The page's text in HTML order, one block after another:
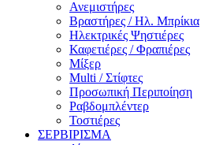
Ανεμιστήρες
Βραστήρες / Ηλ. Μπρίκια
Ηλεκτρικές Ψηστιέρες
Καφετιέρες / Φραπιέρες
Μίξερ
Multi / Στίφτες
Προσωπική Περιποίηση
Ραβδομπλέντερ
Τοστιέρες
ΣΕΡΒΙΡΙΣΜΑ